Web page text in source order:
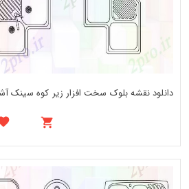
دانلود نقشه بلوک سخت افزار زیر کوه سینک